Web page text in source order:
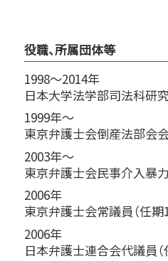
役職、所属団体等
1998～2014年
日本大学法学部司法科研
1999年～
東京弁護士会倒産法部会
2003年～
東京弁護士会民事介入暴
2006年
東京弁護士会常議員（任期1
2006年
日本弁護士連合会代議員（